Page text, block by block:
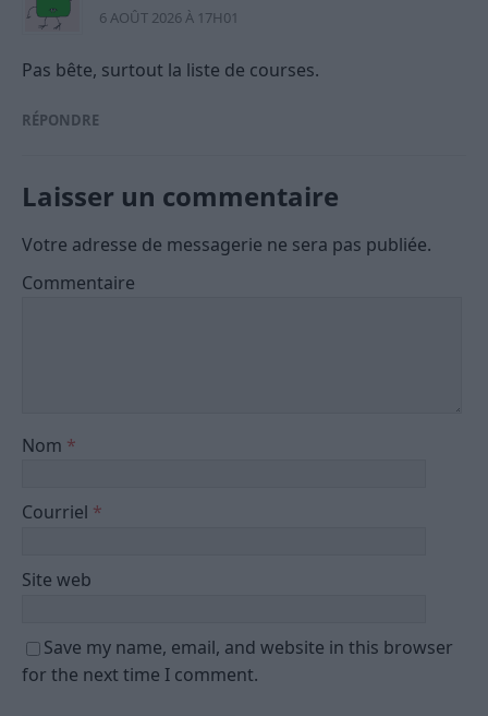
6 AOÛT 2026 À 17H01
Pas bête, surtout la liste de courses.
RÉPONDRE
Laisser un commentaire
Votre adresse de messagerie ne sera pas publiée.
Commentaire
Nom *
Courriel *
Site web
Save my name, email, and website in this browser
for the next time I comment.